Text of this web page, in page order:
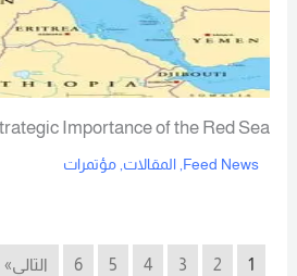
Importance of the Red Sea
Feed News
, المقالات, مؤتمرات
1
2
3
4
5
6 التالي»